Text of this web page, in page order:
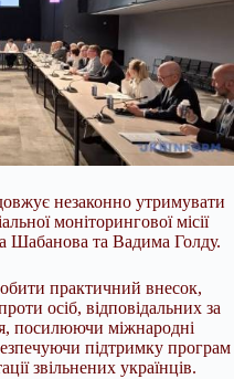
незаконно утримувати
моніторингової місії
та Вадима Голду.
практичний внесок,
осіб, відповідальних за
посилюючи міжнародні
підтримку програм
звільнених українців.